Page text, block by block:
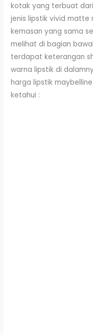
kotak yang terbuat
jenis lipstik vivid matte
kemasan yang sama
melihat di bagian
terdapat keterangan
warna lipstik di
harga lipstik
ketahui :